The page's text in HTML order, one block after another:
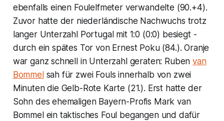
ebenfalls einen Foulelfmeter verwandelte (90.+4).
Zuvor hatte der niederländische Nachwuchs trotz
langer Unterzahl Portugal mit 1:0 (0:0) besiegt -
durch ein spätes Tor von Ernest Poku (84.). Oranje
war ganz schnell in Unterzahl geraten: Rubenvan
Bommel sah für zwei Fouls innerhalb von zwei
Minuten die Gelb-Rote Karte (21.). Erst hatte der
Sohn des ehemaligen Bayern-Profis Mark van
Bommel ein taktisches Foul begangen und dafür